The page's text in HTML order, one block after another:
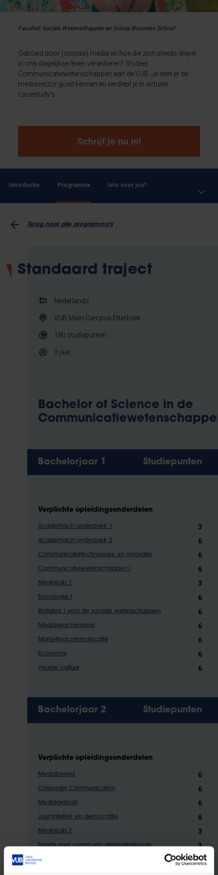
Faculteit Sociale Wetenschappen en Solvay Business School
Geboeid door (sociale) media en hoe die zich steeds dieper
in ons dagelijkse leven verankeren? Studeer
Communicatiewetenschappen aan de VUB. Je leert er de
mediasector goed kennen en verdiept je in actuele
casestudy’s.
Schrijf je nu in!
Introductie Programma Iets voor jou?
Terug naar alle programma's
Standaard traject
Nederlands
VUB Main Campus Etterbeek
180 studiepunten
3 jaar
Bachelor of Science in de
Bachelorjaar 1 Studiepunten
Verplichte opleidingsonderdelen
Academisch onderzoek 1 3
Academisch onderzoek 2 6
Communicatietechnologie en innovatie 6
Communicatiewetenschappen I 6
MediaLab 1 3
Sociologie I 6
Statistiek I voor de sociale wetenschappen 6
Mediageschiedenis 6
Marketingcommunicatie 6
Economie 6
Visuele cultuur 6
Bachelorjaar 2 Studiepunten
Verplichte opleidingsonderdelen
Mediabeleid 6
Corporate Communication 6
Mediagebruik 6
Journalistiek en democratie 6
MediaLab 2 3
Engels voor communicatieprofessionals 3
Communicatiewetenschappen II 6
Kwalitatieve methoden